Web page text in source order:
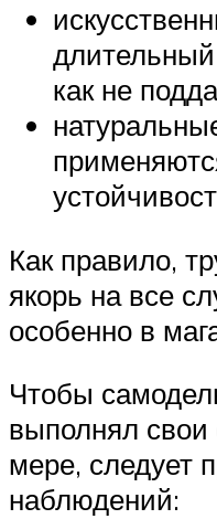
как не
Как правило,
якорь на все
особенно в
Чтобы
выполнял
мере, следует
наблюдений: